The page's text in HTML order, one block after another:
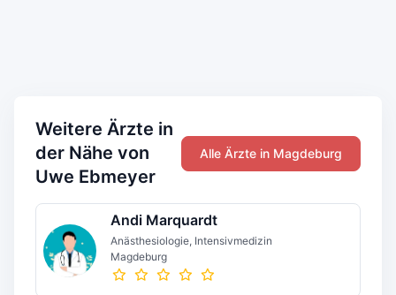
Weitere Ärzte in
der Nähe von
Uwe Ebmeyer
Alle Ärzte in Magdeburg
Andi Marquardt
Anästhesiologie, Intensivmedizin
Magdeburg